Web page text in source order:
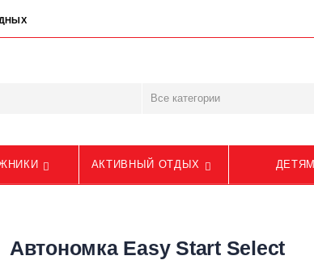
АКТИВНЫЙ ОТДЫХ ДЕТЯМ
Автономка Easy Start Select